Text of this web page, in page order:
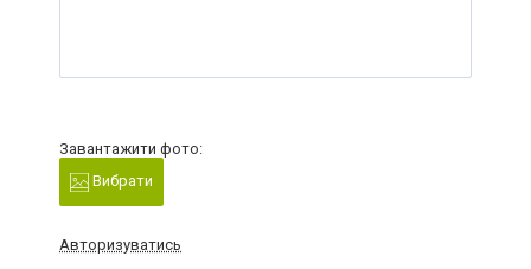
Завантажити фото:
Вибрати
Авторизуватись